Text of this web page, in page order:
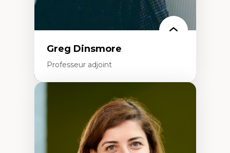
Greg Dinsmore
Professeur adjoint
Fragmentation des auditoires médiatiques
Analyse multi-plateforme des auditoires
médiatiques
Analyse des comportements numériques à
travers les données massives et l’IA